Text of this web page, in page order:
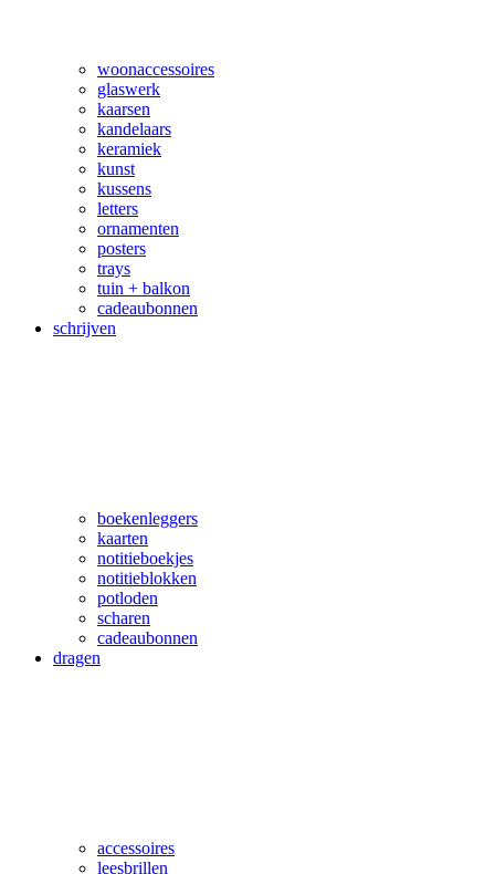
woonaccessoires
glaswerk
kaarsen
kandelaars
keramiek
kunst
kussens
letters
ornamenten
posters
trays
tuin + balkon
cadeaubonnen
schrijven
boekenleggers
kaarten
notitieboekjes
notitieblokken
potloden
scharen
cadeaubonnen
dragen
accessoires
leesbrillen